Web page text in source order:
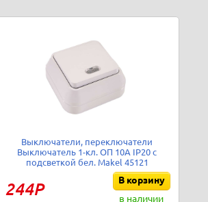
Выключатели, переключатели
Выключатель 1-кл. ОП 10А IP20 с
подсветкой бел. Makel 45121
244Р
В корзину
в наличии